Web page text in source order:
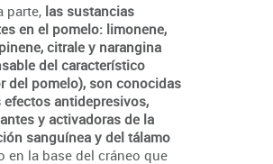
parte, las sustancias
en el pomelo: limonene,
citrale y narangina
del característico
del pomelo), son conocidas
efectos antidepresivos,
y activadoras de la
sanguínea y del tálamo
en la base del cráneo que